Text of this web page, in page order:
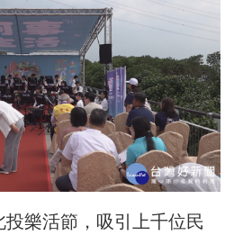
樂活節，吸引上千位民